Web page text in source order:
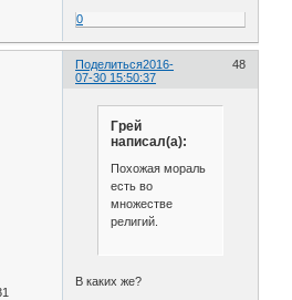
0
Поделиться 48
2016-
07-30 15:50:37
Грей
написал(а):
Похожая мораль
есть во
множестве
религий.
В каких же?